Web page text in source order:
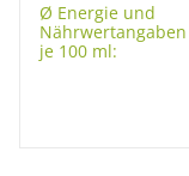
Ø Energie und
Nährwertangaben
je 100 ml: